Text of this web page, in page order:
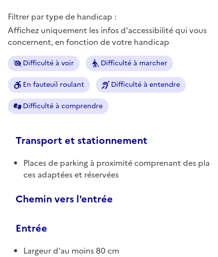
Filtrer par type de handicap :
Affichez uniquement les infos d'accessibilité qui vous
concernent, en fonction de votre handicap
Difficulté à voir Difficulté à marcher
En fauteuil roulant Difficulté à entendre
Difficulté à comprendre
Transport et stationnement
Places de parking à proximité comprenant des pla
ces adaptées et réservées
Chemin vers l'entrée
Entrée
Largeur d'au moins 80 cm